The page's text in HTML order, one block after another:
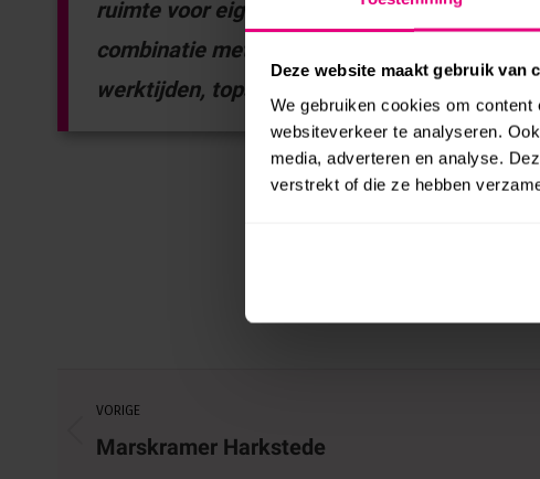
Deze website maakt gebruik van
We gebruiken cookies om
websiteverkeer te analyseren.
media, adverteren en analyse.
verstrekt of die ze hebben
ruimte voor eigen inbreng en smaak. Een
combinatie met soepele communicatie
werktijden, topservice!”
navigation
VORIGE
Previous
Marskramer Harkstede